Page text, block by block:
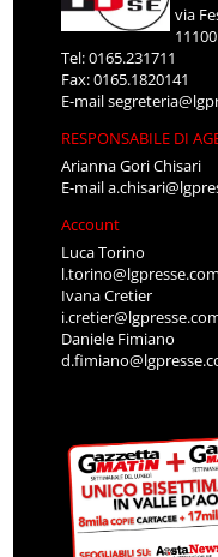
via
Tel: 0165.231711
Fax: 0165.1820141
E-mail
RESPONSABILE DI
Arianna Gori Chisari
E-mail
Account
Luca Torino
l.torino@lgpresse.com
Ivana Cretier
Daniele Fimiano